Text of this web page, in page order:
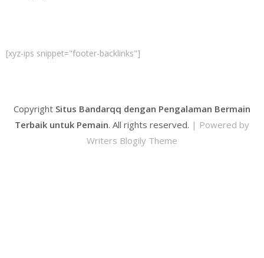
[xyz-ips snippet="footer-backlinks"]
Copyright Situs Bandarqq dengan Pengalaman Bermain
Terbaik untuk Pemain. All rights reserved. | Powered by
Writers Blogily Theme